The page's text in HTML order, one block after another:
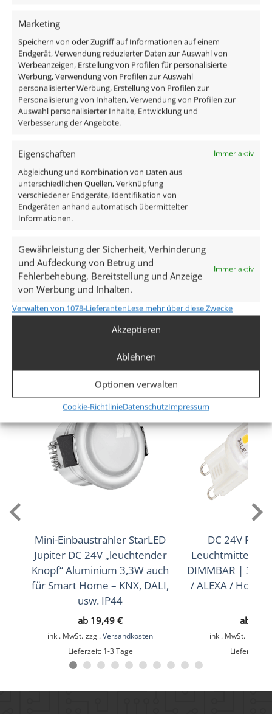
Marketing
Speichern von oder Zugriff auf Informationen auf einem
Endgerät, Verwendung reduzierter Daten zur Auswahl von
Werbeanzeigen, Erstellung von Profilen für personalisierte
Werbung, Verwendung von Profilen zur Auswahl
personalisierter Werbung, Erstellung von Profilen zur
Personalisierung von Inhalten, Verwendung von Profilen zur
Auswahl personalisierter Inhalte, Entwicklung und
Verbesserung der Angebote.
Eigenschaften Immer aktiv
Abgleichung und Kombination von Daten aus
unterschiedlichen Quellen, Verknüpfung
verschiedener Endgeräte, Identifikation von
Endgeräten anhand automatisch übermittelter
Informationen.
Gewährleistung der Sicherheit, Verhinderung
und Aufdeckung von Betrug und
Fehlerbehebung, Bereitstellung und Anzeige
von Werbung und Inhalten.
Immer aktiv
Verwalten von 1078-LieferantenLese mehr über diese Zwecke
Akzeptieren
Ablehnen
Optionen verwalten
Cookie-RichtlinieDatenschutzImpressum
Komplett-Sets und spare bares Geld!
Technische Daten
Gesamtmaße
50×50×51mm
DC 24V (Smart Home)
Leistung (W)
9W
90W
Dimmbarkeit
Ja
120° Milchglas
Lichtstrom (Lumen)
570lm
Lichtfarbtemperatur (K)
2700–5700K CCT (Tunable White)
Farbwiedergabe (CRI / Ra)
98 (Vollspektrum)
Schutzklasse (IP)
IP20
Mittlere Lebensdauer
Material
Mehr anzeigen
Ähnliche Produkte
Mini-Einbaustrahler StarLED
Jupiter DC 24V „leuchtender
Knopf“ Aluminium 3,3W auch
für Smart Home – KNX, DALI,
usw. IP44
ab 19,49 €
inkl. MwSt. zzgl.Versandkosten
Lieferzeit: 1-3 Tage
DC 24V
Leuchtmittel |
DIMMBAR |
/ ALEXA /
ab
inkl. MwSt.
Lieferzeit: